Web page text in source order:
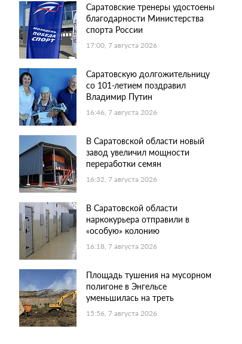
Саратовские тренеры удостоены
благодарности Министерства
спорта России
17:00, 7 августа 2026
Саратовскую долгожительницу
со 101-летием поздравил
Владимир Путин
16:46, 7 августа 2026
В Саратовской области новый
завод увеличил мощности
переработки семян
16:32, 7 августа 2026
В Саратовской области
наркокурьера отправили в
«особую» колонию
16:18, 7 августа 2026
Площадь тушения на мусорном
полигоне в Энгельсе
уменьшилась на треть
15:56, 7 августа 2026